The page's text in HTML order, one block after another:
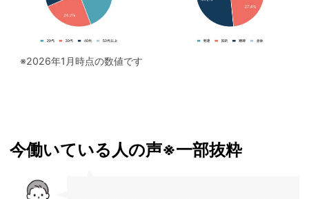
※2026年1月時点の数値です
今働いている人の声※一部抜粋